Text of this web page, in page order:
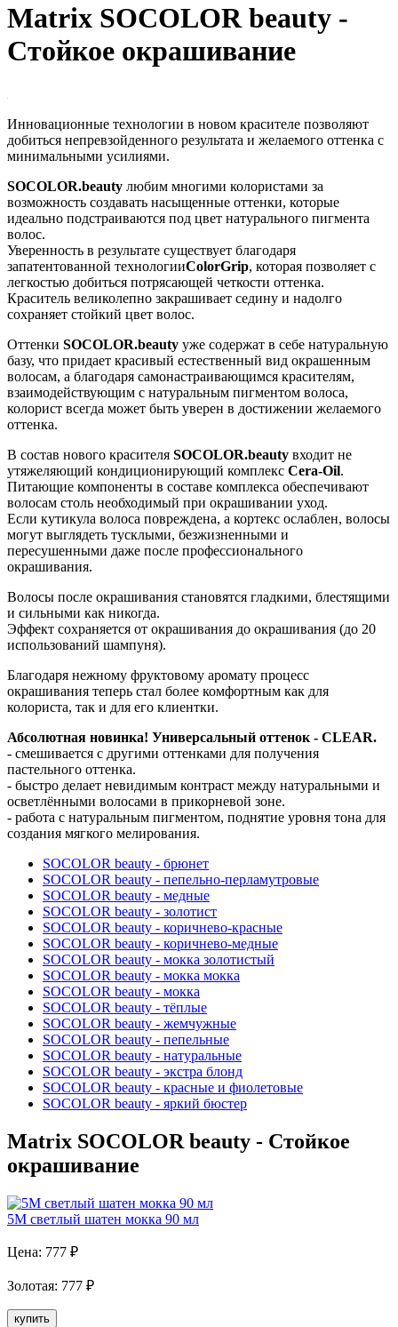
Matrix SOCOLOR beauty -
Стойкое окрашивание
Инновационные технологии в новом красителе позволяют
добиться непревзойденного результата и желаемого оттенка с
минимальными усилиями.
SOCOLOR.beauty любим многими колористами за
возможность создавать насыщенные оттенки, которые
идеально подстраиваются под цвет натурального пигмента
волос.
Уверенность в результате существует благодаря
запатентованной технологииColorGrip, которая позволяет с
легкостью добиться потрясающей четкости оттенка.
Краситель великолепно закрашивает седину и надолго
сохраняет стойкий цвет волос.
Оттенки SOCOLOR.beauty уже содержат в себе натуральную
базу, что придает красивый естественный вид окрашенным
волосам, а благодаря самонастраивающимся красителям,
взаимодействующим с натуральным пигментом волоса,
колорист всегда может быть уверен в достижении желаемого
оттенка.
В состав нового красителя SOCOLOR.beauty входит не
утяжеляющий кондиционирующий комплекс Cera-Oil.
Питающие компоненты в составе комплекса обеспечивают
волосам столь необходимый при окрашивании уход.
Если кутикула волоса повреждена, а кортекс ослаблен, волосы
могут выглядеть тусклыми, безжизненными и
пересушенными даже после профессионального
окрашивания.
Волосы после окрашивания становятся гладкими, блестящими
и сильными как никогда.
Эффект сохраняется от окрашивания до окрашивания (до 20
использований шампуня).
Благодаря нежному фруктовому аромату процесс
окрашивания теперь стал более комфортным как для
колориста, так и для его клиентки.
Абсолютная новинка! Универсальный оттенок - CLEAR.
- смешивается с другими оттенками для получения
пастельного оттенка.
- быстро делает невидимым контраст между натуральными и
осветлёнными волосами в прикорневой зоне.
- работа с натуральным пигментом, поднятие уровня тона для
создания мягкого мелирования.
SOCOLOR beauty - брюнет
SOCOLOR beauty - пепельно-перламутровые
SOCOLOR beauty - медные
SOCOLOR beauty - золотист
SOCOLOR beauty - коричнево-красные
SOCOLOR beauty - коричнево-медные
SOCOLOR beauty - мокка золотистый
SOCOLOR beauty - мокка мокка
SOCOLOR beauty - мокка
SOCOLOR beauty - тёплые
SOCOLOR beauty - жемчужные
SOCOLOR beauty - пепельные
SOCOLOR beauty - натуральные
SOCOLOR beauty - экстра блонд
SOCOLOR beauty - красные и фиолетовые
SOCOLOR beauty - яркий бюстер
Matrix SOCOLOR beauty - Стойкое
окрашивание
5M светлый шатен мокка 90 мл
Цена: 777 ₽
Золотая: 777 ₽
купить